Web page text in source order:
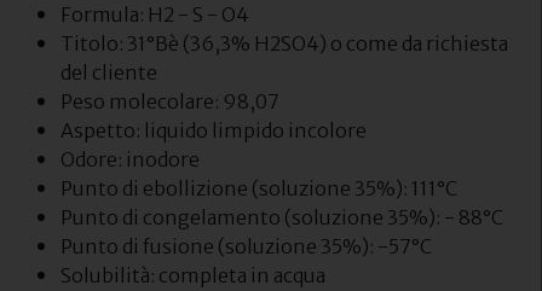
Formula: H2 - S - O4
Titolo: 31°Bè (36,3% H2SO4) o come da richiesta
del cliente
Peso molecolare: 98,07
Aspetto: liquido limpido incolore
Odore: inodore
Punto di ebollizione (soluzione 35%): 111°C
Punto di congelamento (soluzione 35%): - 88°C
Punto di fusione (soluzione 35%): -57°C
Solubilità: completa in acqua